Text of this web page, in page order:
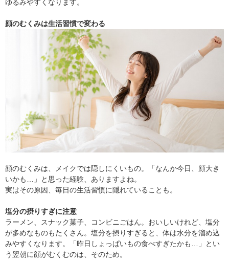
ゆるみやすくなります。
顔のむくみは生活習慣で変わる
顔のむくみは、メイクでは隠しにくいもの。「なんか今日、顔大き
いかも…」と思った経験、ありますよね。
実はその原因、毎日の生活習慣に隠れていることも。
塩分の摂りすぎに注意
ラーメン、スナック菓子、コンビニごはん。おいしいけれど、塩分
が多めなものもたくさん。塩分を摂りすぎると、体は水分を溜め込
みやすくなります。「昨日しょっぱいもの食べすぎたかも…」とい
う翌朝に顔がむくむのは、そのため。